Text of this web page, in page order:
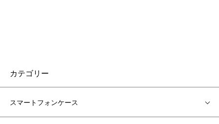
カテゴリー
スマートフォンケース